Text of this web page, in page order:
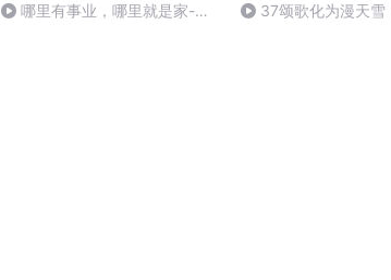
哪里有事业，哪里就是家-虹
37颂歌化为漫天雪